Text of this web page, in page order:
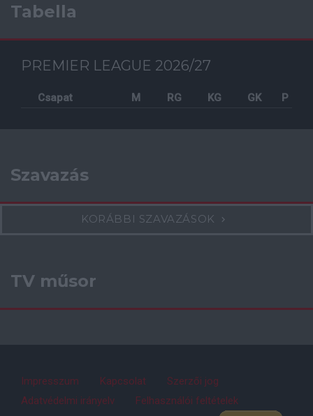
Tabella
PREMIER LEAGUE 2026/27
Csapat M RG KG GK P
Szavazás
KORÁBBI SZAVAZÁSOK
TV műsor
Impresszum Kapcsolat
Szerzői jog
Adatvédelmi irányelv
Felhasználói feltételek